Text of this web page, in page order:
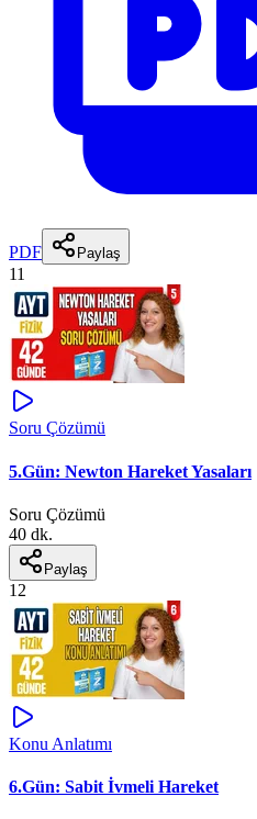
PDF Paylaş
11
Soru Çözümü
5.Gün: Newton Hareket Yasaları
Soru Çözümü
40 dk.
Paylaş
12
Konu Anlatımı
6.Gün: Sabit İvmeli Hareket